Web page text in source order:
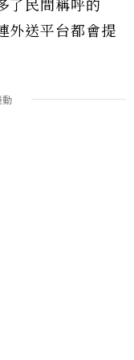
了民間稱呼的
外送平台都會提